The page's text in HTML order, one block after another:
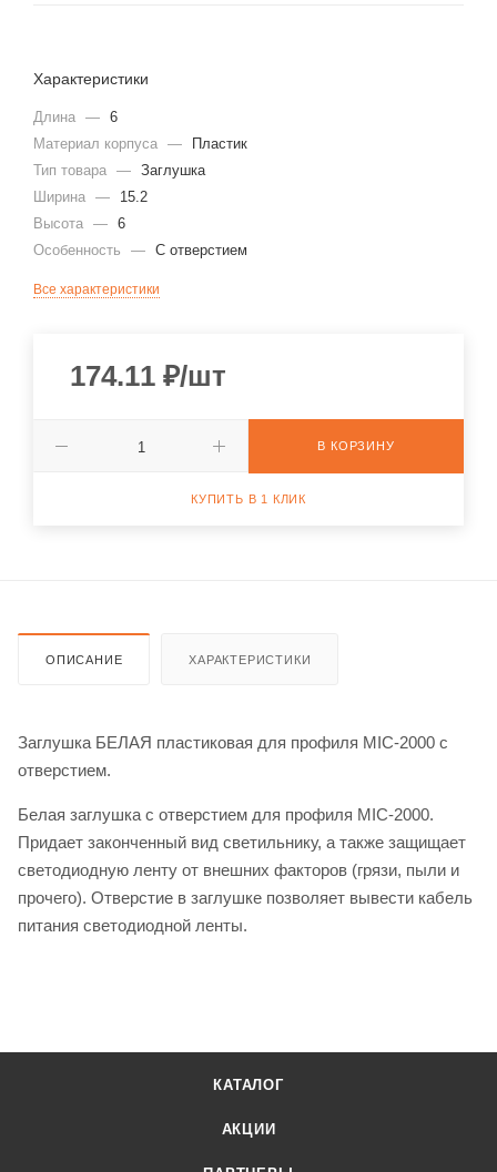
Характеристики
Длина — 6
Материал корпуса —
Пластик
Тип товара — Заглушка
Ширина —
15.2
Высота — 6
Особенность
— С отверстием
Все характеристики
174.11 ₽/шт
В КОРЗИНУ
КУПИТЬ В 1 КЛИК
ОПИСАНИЕ ХАРАКТЕРИСТИКИ
Заглушка БЕЛАЯ пластиковая для профиля MIC-2000 с
отверстием.
Белая заглушка с отверстием для профиля MIC-2000.
Придает законченный вид светильнику, а также защищает
светодиодную ленту от внешних факторов (грязи, пыли и
прочего). Отверстие в заглушке позволяет вывести кабель
питания светодиодной ленты.
КАТАЛОГ
АКЦИИ